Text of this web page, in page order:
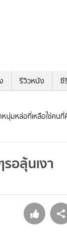
รีวิวหนัง ซี
าหนุ่มหล่อที่เหลือใช่คน
รอลุ้นเงา